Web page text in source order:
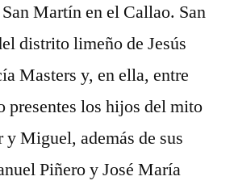
Martín en el Callao. San
distrito limeño de Jesús
Masters y, en ella, entre
presentes los hijos del mito
y Miguel, además de sus
Piñero y José María